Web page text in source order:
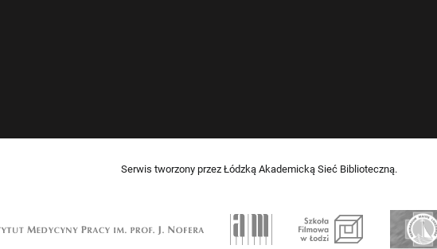
Serwis tworzony przez Łódzką Akademicką Sieć Biblioteczną.